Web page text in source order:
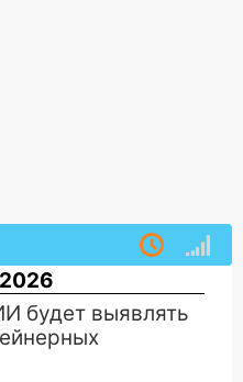
будет выявлять